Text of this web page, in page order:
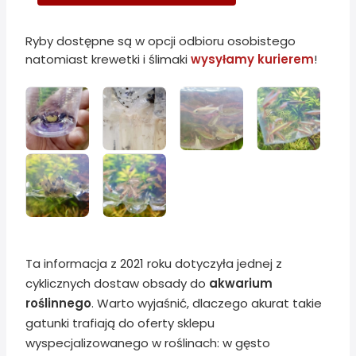
Ryby dostępne są w opcji odbioru osobistego
natomiast krewetki i ślimaki wysyłamy kurierem!
Ta informacja z 2021 roku dotyczyła jednej z
cyklicznych dostaw obsady do akwarium
roślinnego. Warto wyjaśnić, dlaczego akurat takie
gatunki trafiają do oferty sklepu
wyspecjalizowanego w roślinach: w gęsto